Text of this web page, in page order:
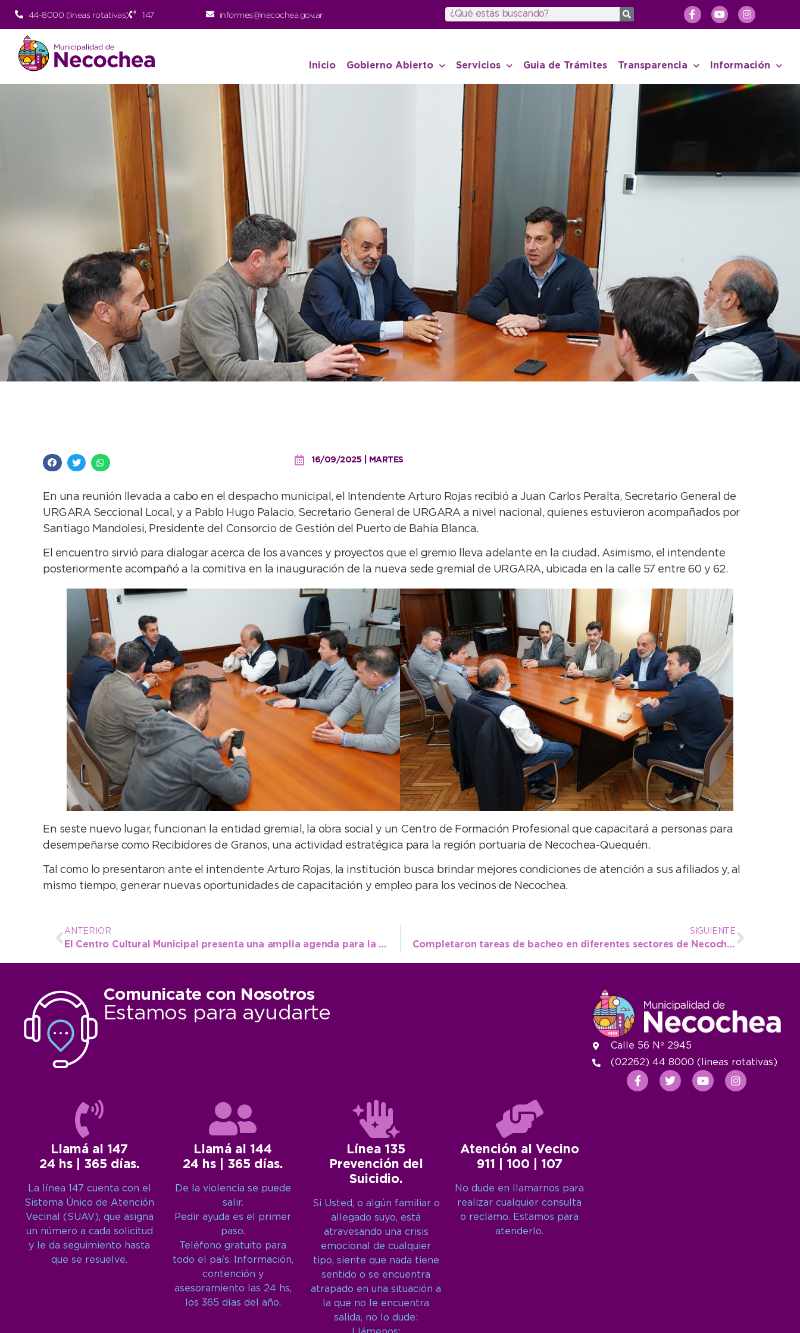
44-8000 (lineas rotativas) 147 informes@necochea.gov.ar
Inicio Gobierno Abierto Servicios Guia de Trámites Transparencia Información
16/09/2025 | MARTES
En una reunión llevada a cabo en el despacho municipal, el Intendente Arturo Rojas recibió a Juan Carlos Peralta, Secretario General de
URGARA Seccional Local, y a Pablo Hugo Palacio, Secretario General de URGARA a nivel nacional, quienes estuvieron acompañados por
Santiago Mandolesi, Presidente del Consorcio de Gestión del Puerto de Bahía Blanca.
El encuentro sirvió para dialogar acerca de los avances y proyectos que el gremio lleva adelante en la ciudad. Asimismo, el intendente
posteriormente acompañó a la comitiva en la inauguración de la nueva sede gremial de URGARA, ubicada en la calle 57 entre 60 y 62.
En seste nuevo lugar, funcionan la entidad gremial, la obra social y un Centro de Formación Profesional que capacitará a personas para
desempeñarse como Recibidores de Granos, una actividad estratégica para la región portuaria de Necochea-Quequén.
Tal como lo presentaron ante el intendente Arturo Rojas, la institución busca brindar mejores condiciones de atención a sus afiliados y, al
mismo tiempo, generar nuevas oportunidades de capacitación y empleo para los vecinos de Necochea.
ANTERIOR
El Centro Cultural Municipal presenta una amplia agenda para la “Semana de las Artes”
SIGUIENTE
Completaron tareas de bacheo en diferentes sectores de Necochea y Quequén
Comunicate con Nosotros
Estamos para ayudarte
Llamá al 147
24 hs | 365 días.
La línea 147 cuenta con el
Sistema Único de Atención
Vecinal (SUAV), que asigna
un número a cada solicitud
y le da seguimiento hasta
que se resuelve.
Llamá al 144
24 hs | 365 días.
De la violencia se puede
salir.
Pedir ayuda es el primer
paso.
Teléfono gratuito para
todo el país. Información,
contención y
asesoramiento las 24 hs,
los 365 días del año.
Línea 135
Prevención del
Suicidio.
Si Usted, o algún familiar o
allegado suyo, está
atravesando una crisis
emocional de cualquier
tipo, siente que nada tiene
sentido o se encuentra
atrapado en una situación a
la que no le encuentra
salida, no lo dude:
Atención al Vecino
911 | 100 | 107
No dude en llamarnos para
realizar cualquier consulta
o reclamo. Estamos para
atenderlo.
Calle 56 Nº 2945
(02262) 44 8000 (lineas rotativas)